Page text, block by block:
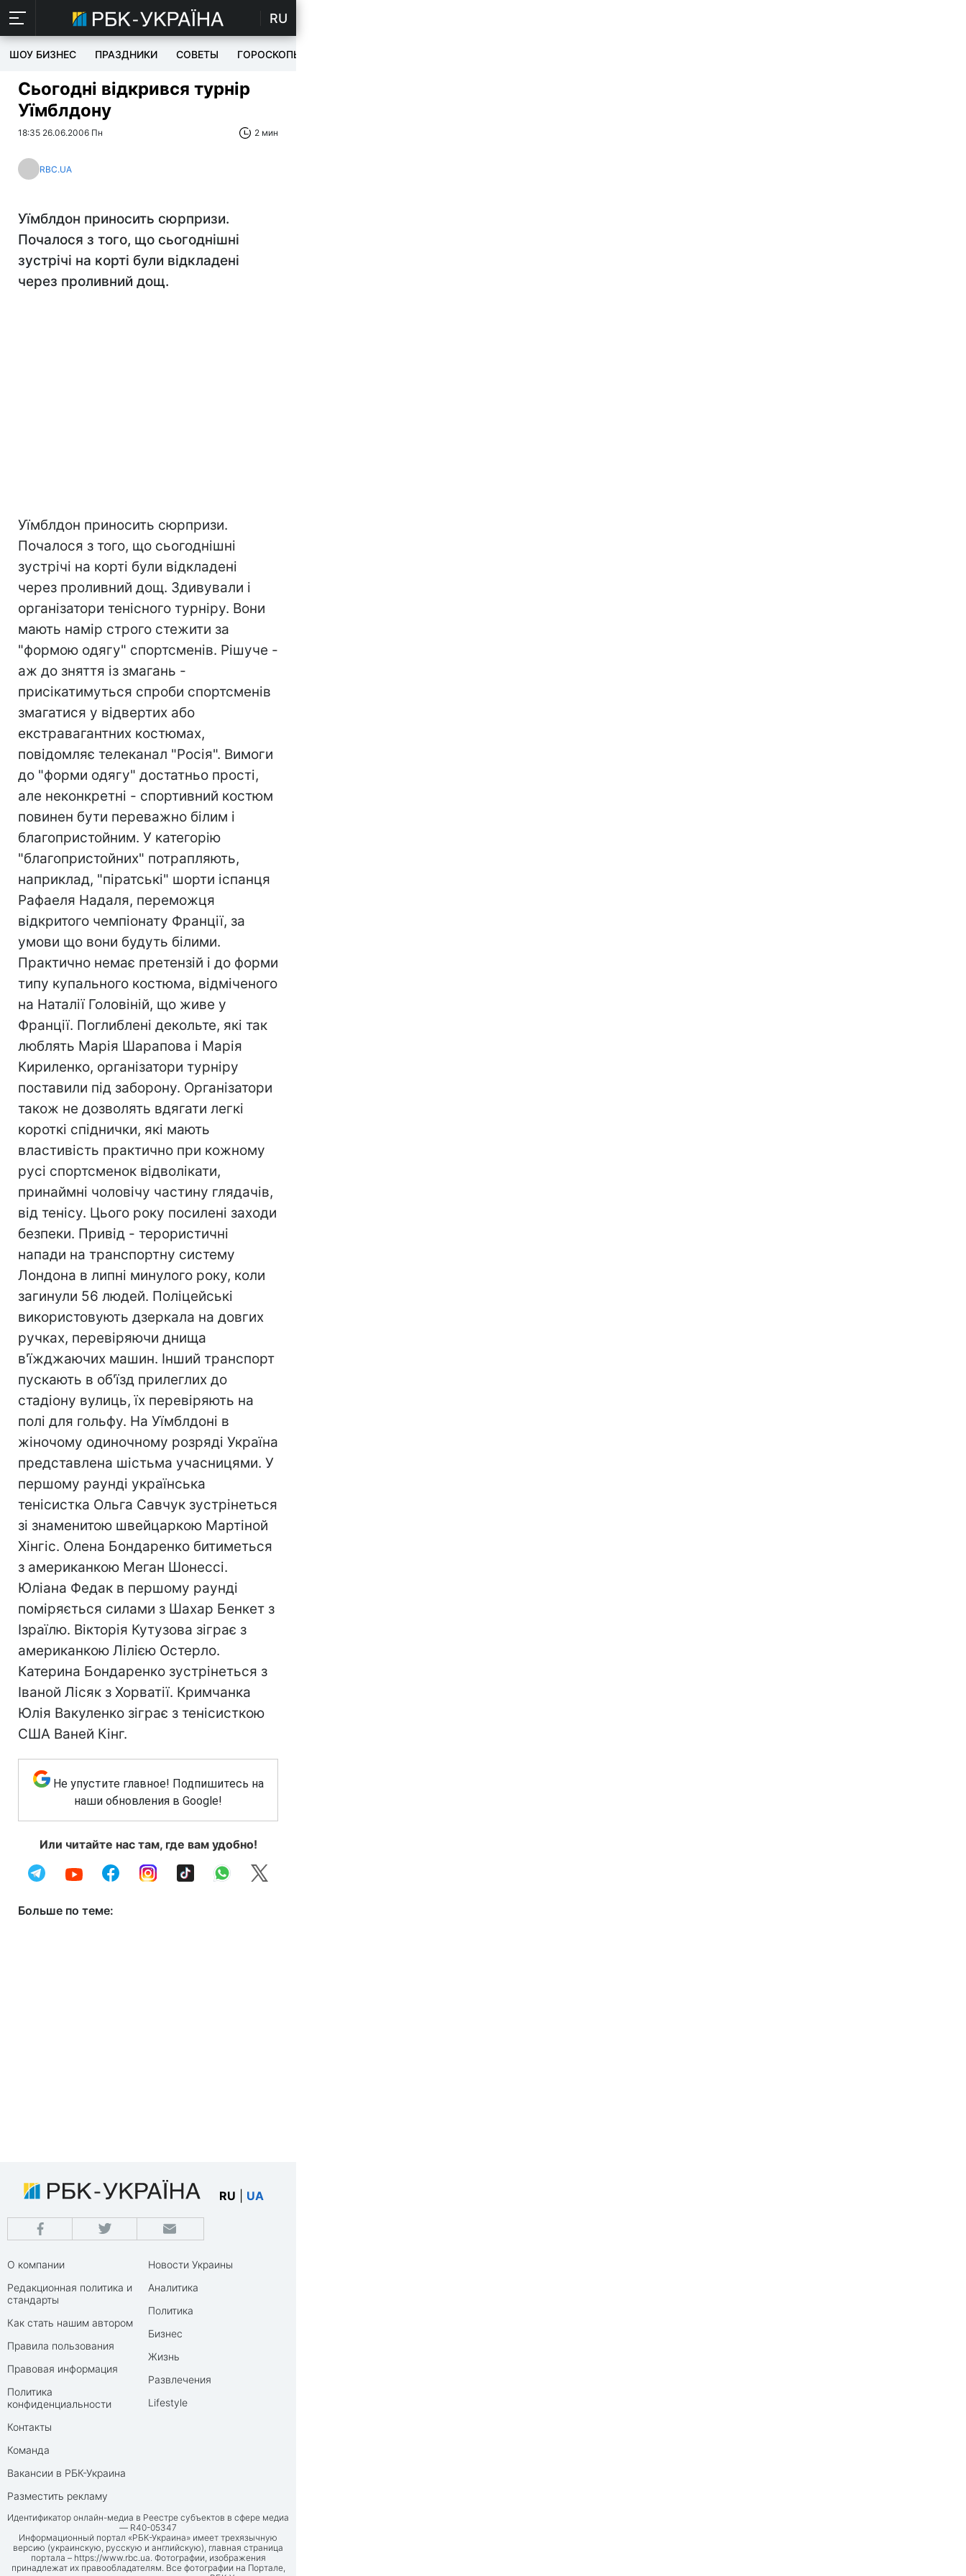
RU
ШОУ БИЗНЕС ПРАЗДНИКИ СОВЕТЫ ГОРОСКОПЫ
Сьогодні відкрився турнір
Уїмблдону
18:35 26.06.2006 Пн 2 мин
RBC.UA
Уїмблдон приносить сюрпризи.
Почалося з того, що сьогоднішні
зустрічі на корті були відкладені
через проливний дощ.
Уїмблдон приносить сюрпризи.
Почалося з того, що сьогоднішні
зустрічі на корті були відкладені
через проливний дощ. Здивували і
організатори тенісного турніру. Вони
мають намір строго стежити за
"формою одягу" спортсменів. Рішуче -
аж до зняття із змагань -
присікатимуться спроби спортсменів
змагатися у відвертих або
екстравагантних костюмах,
повідомляє телеканал "Росія". Вимоги
до "форми одягу" достатньо прості,
але неконкретні - спортивний костюм
повинен бути переважно білим і
благопристойним. У категорію
"благопристойних" потрапляють,
наприклад, "піратські" шорти іспанця
Рафаеля Надаля, переможця
відкритого чемпіонату Франції, за
умови що вони будуть білими.
Практично немає претензій і до форми
типу купального костюма, відміченого
на Наталії Головіній, що живе у
Франції. Поглиблені декольте, які так
люблять Марія Шарапова і Марія
Кириленко, організатори турніру
поставили під заборону. Організатори
також не дозволять вдягати легкі
короткі спіднички, які мають
властивість практично при кожному
русі спортсменок відволікати,
принаймні чоловічу частину глядачів,
від тенісу. Цього року посилені заходи
безпеки. Привід - терористичні
напади на транспортну систему
Лондона в липні минулого року, коли
загинули 56 людей. Поліцейські
використовують дзеркала на довгих
ручках, перевіряючи днища
в'їжджаючих машин. Інший транспорт
пускають в об'їзд прилеглих до
стадіону вулиць, їх перевіряють на
полі для гольфу. На Уїмблдоні в
жіночому одиночному розряді Україна
представлена шістьма учасницями. У
першому раунді українська
тенісистка Ольга Савчук зустрінеться
зі знаменитою швейцаркою Мартіной
Хінгіс. Олена Бондаренко битиметься
з американкою Меган Шонессі.
Юліана Федак в першому раунді
поміряється силами з Шахар Бенкет з
Ізраїлю. Вікторія Кутузова зіграє з
американкою Лілією Остерло.
Катерина Бондаренко зустрінеться з
Іваной Лісяк з Хорватії. Кримчанка
Юлія Вакуленко зіграє з тенісисткою
США Ваней Кінг.
Не упустите главное! Подпишитесь на
наши обновления в Google!
Или читайте нас там, где вам удобно!
Больше по теме:
RU UA
О компании
Редакционная политика и
стандарты
Как стать нашим автором
Правила пользования
Правовая информация
Политика
конфиденциальности
Контакты
Команда
Вакансии в РБК-Украина
Разместить рекламу
Новости Украины
Аналитика
Политика
Бизнес
Жизнь
Развлечения
Lifestyle
Идентификатор онлайн-медиа в Реестре субъектов в сфере медиа
— R40-05347
Информационный портал «РБК-Украина» имеет трехязычную
версию (украинскую, русскую и английскую), главная страница
портала – https://www.rbc.ua. Фотографии, изображения
принадлежат их правообладателям. Все фотографии на Портале,